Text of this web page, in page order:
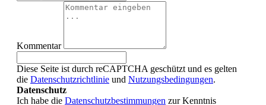
Kommentar
Diese Seite ist durch reCAPTCHA geschützt und es gelten
die Datenschutzrichtlinie und Nutzungsbedingungen.
Datenschutz
Ich habe die Datenschutzbestimmungen zur Kenntnis